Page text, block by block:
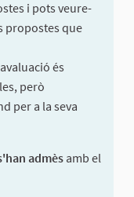
i pots veure-
propostes que
és
però
per a la seva
admès amb el